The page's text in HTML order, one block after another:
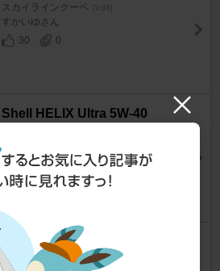
スカイラインクーペ [V36]
すかいゆさん
30
0
Shell HELIX Ultra 5W-40
Nakajimaさん
10
0
Shell HELIX Ultra 5W-40
スカイラインクーペ [V36]